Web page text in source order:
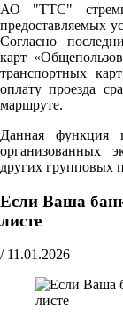
АО "ТТС"
предоставляемых
Согласно
карт
транспортных
оплату проезда
маршруте.
Данная функция
организованных
других групповых
Если Ваша
листе
/ 11.01.2026